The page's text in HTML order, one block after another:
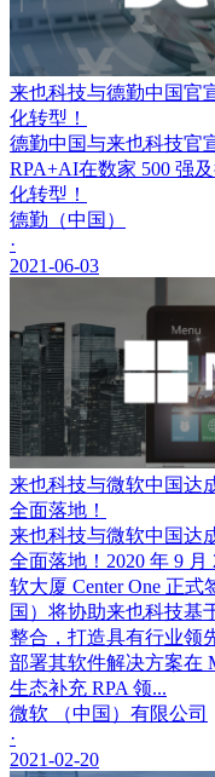
来也科技与德勤中国官
化转型！
德勤中国与来也科技官
RPA+AI在数家 500 强
化转型！
德勤（中国）
·
2021-06-03
来也科技与微软中国达
全面落地！
来也科技与微软中国达
全面落地！2020 年 9
软大厦 Center One 正
国）将协助来也科技基
整合，打造具有行业领
部署其软件解决方案在
生态补充 RPA 领...
微软 （中国）有限公司
·
2021-02-20